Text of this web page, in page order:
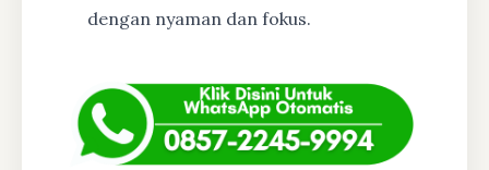
dengan nyaman dan fokus.